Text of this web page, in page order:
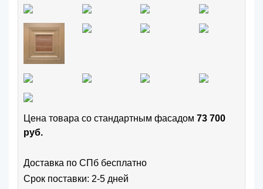
Цена товара cо стандартным фасадом 73 700
руб.
Доставка по СПб бесплатно
Срок поставки: 2-5 дней